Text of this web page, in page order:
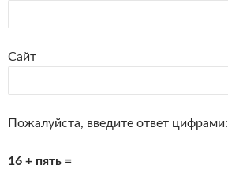
Сайт
Пожалуйста, введите ответ цифрами:
16 + пять =